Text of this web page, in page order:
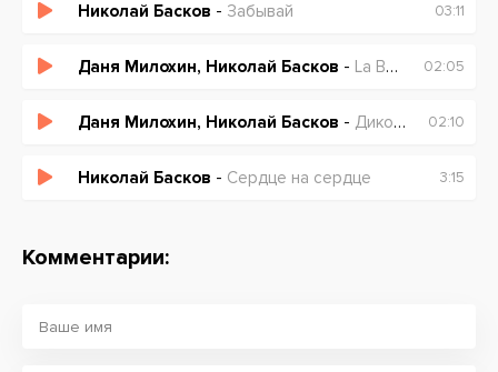
Николай Басков - Забывай 03:11
Даня Милохин, Николай Басков - La Baldoria 02:05
Даня Милохин, Николай Басков - Дико Тусим 02:10
Николай Басков - Сердце на сердце 3:15
Комментарии: